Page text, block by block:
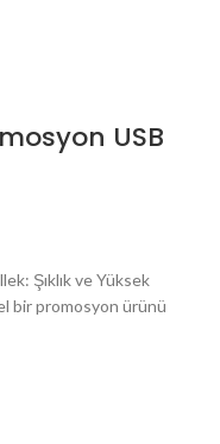
USB
Şıklık ve Yüksek
bir promosyon ürünü